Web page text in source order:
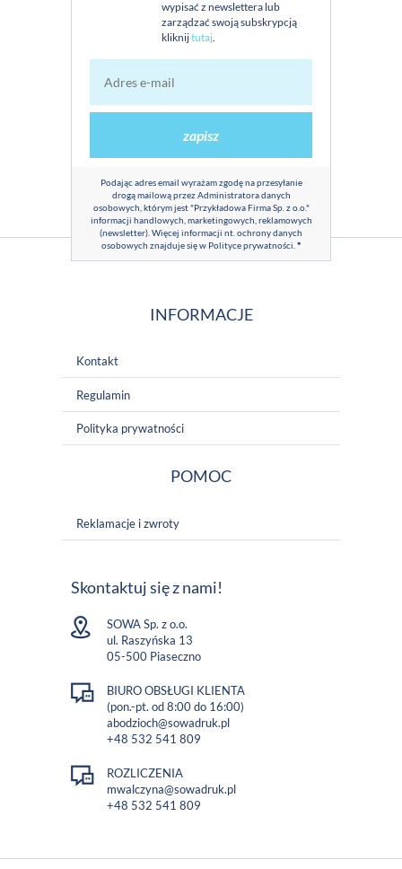
wypisać z newslettera lub
zarządzać swoją subskrypcją
kliknijtutaj.
zapisz
Podając adres email wyrażam zgodę na przesyłanie
drogą mailową przez Administratora danych
osobowych, którym jest "Przykładowa Firma Sp. z o.o."
informacji handlowych, marketingowych, reklamowych
(newsletter). Więcej informacji nt. ochrony danych
osobowych znajduje się w Polityce prywatności *
INFORMACJE
Kontakt
Regulamin
Polityka prywatności
POMOC
Reklamacje i zwroty
Skontaktuj się z nami!
SOWA Sp. z o.o.
ul. Raszyńska 13
05-500 Piaseczno
BIURO OBSŁUGI KLIENTA
(pon.-pt. od 8:00 do 16:00)
abodzioch@sowadruk.pl
+48 532 541 809
ROZLICZENIA
mwalczyna@sowadruk.pl
+48 532 541 809